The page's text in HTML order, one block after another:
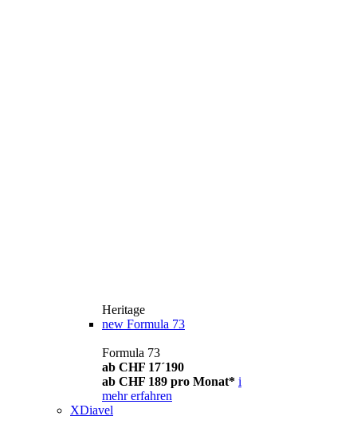
Heritage
new Formula 73
Formula 73
ab CHF 17´190
ab CHF 189 pro Monat* i
mehr erfahren
XDiavel